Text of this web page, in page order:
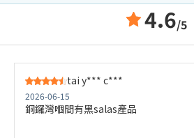
4.6/5
tai y*** c***
2026-06-15
銅鑼灣嗰間有黑salas產品